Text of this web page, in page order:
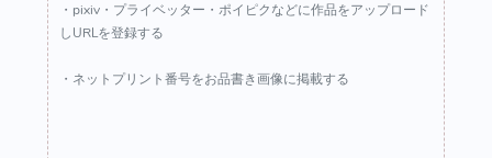
・pixiv・プライベッター・ポイピクなどに作品をアップロード
しURLを登録する
・ネットプリント番号をお品書き画像に掲載する